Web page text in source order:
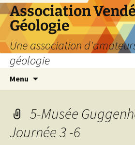
Aller
au
contenu
Association
Géologie
Une association
géologie
Menu
5-Musée
Journée 3 -6